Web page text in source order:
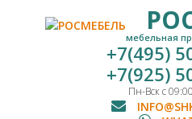
мебельная
+7(495)
+7(925)
Пн-Вск с